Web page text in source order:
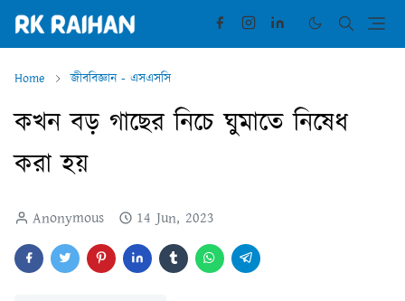
Home জীববিজ্ঞান - এসএসসি
কখন বড় গাছের নিচে ঘুমাতে নিষেধ
করা হয়
Anonymous 14 Jun, 2023